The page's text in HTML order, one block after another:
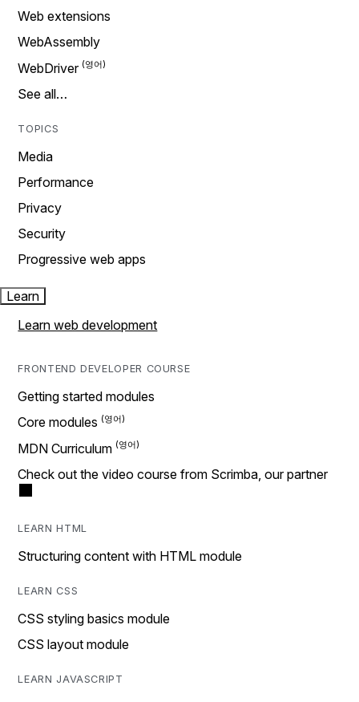
Web extensions
WebAssembly
WebDriver
See all…
TOPICS
Media
Performance
Privacy
Security
Progressive web apps
Learn
Learn web development
FRONTEND DEVELOPER COURSE
Getting started modules
Core modules
MDN Curriculum
Check out the video course from Scrimba, our partner
LEARN HTML
Structuring content with HTML module
LEARN CSS
CSS styling basics module
CSS layout module
LEARN JAVASCRIPT